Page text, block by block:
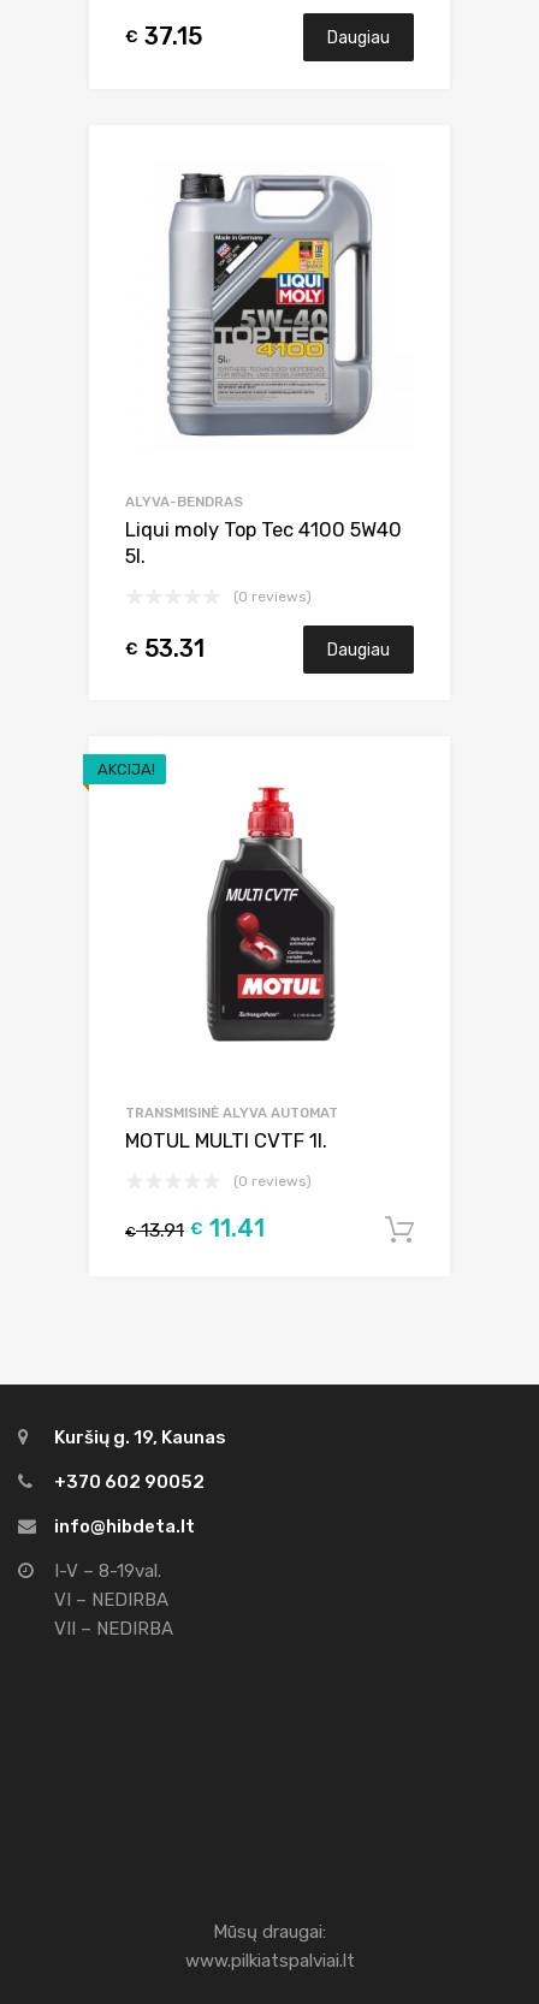
€ 37.15 Daugiau
ALYVA-BENDRAS
Liqui moly Top Tec 4100 5W40
5l.
(0 reviews)
€ 53.31 Daugiau
AKCIJA!
TRANSMISINĖ ALYVA AUTOMAT
MOTUL MULTI CVTF 1l.
(0 reviews)
€13.91 € 11.41
Kuršių g. 19, Kaunas
+370 602 90052
info@hibdeta.lt
I-V – 8-19val.
VI – NEDIRBA
VII – NEDIRBA
Mūsų draugai:
www.pilkiatspalviai.lt